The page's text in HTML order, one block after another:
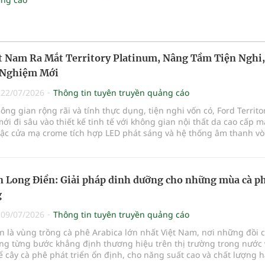
Nam Ra Mắt Territory Platinum, Nâng Tầm Tiện
Mới
22/07/2026
Thông tin tuyên truyền quảng cáo
gian rộng rãi và tính thực dụng, tiện nghi vốn có, Ford
đi sâu vào thiết kế tinh tế với không gian nội thất da cao cấp
cửa mạ crome tích hợp LED phát sáng và hệ thống âm thanh
minh trong điều kiện giao thông đông đúc và Kiểm soát
thông minh mới.
2026, toàn bộ dòng xe Ford Territory cũng được áp dụng chính
chuẩn 5 năm hoặc 150.000 km (tùy điều kiện nào đến trước)
vụ toàn diện được xây dựng trên triết lý thương hiệu toàn cầu
Ford" thể hiện cam kết của Ford trong việc đồng hành cùng
Platinum có mức giá bán lẻ đã bao gồm VAT là 916.000.000
Long Điền: Giải pháp dinh dưỡng cho những mùa cà
09/07/2026
Thông tin tuyên truyền quảng cáo
là vùng trồng cà phê Arabica lớn nhất Việt Nam, nơi những đồi
từng bước khẳng định thương hiệu trên thị trường trong nước
cây cà phê phát triển ổn định, cho năng suất cao và chất lượng